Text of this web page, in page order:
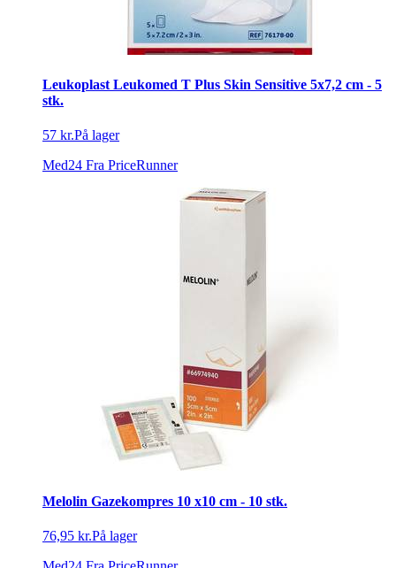
Leukoplast Leukomed T Plus Skin Sensitive 5x7,2 cm - 5
stk.
57 kr.På lager
Med24 Fra PriceRunner
Melolin Gazekompres 10 x10 cm - 10 stk.
76,95 kr.På lager